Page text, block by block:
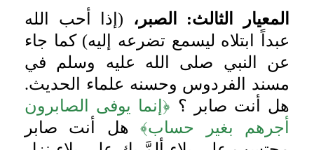
المعيار الثالث: الصبر،
(إذا أحب الله
عبداً ابتلاه ليسمع تضرعه إليه) كما جاء
عن النبي صلى الله عليه وسلم في
مسند الفردوس وحسنه علماء الحديث.
هل أنت صابر ؟ ﴿إنما يوفى الصابرون
أجرهم بغير حساب﴾هل أنت صابر